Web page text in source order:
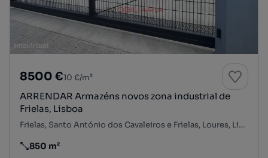
8500 €10 €/m²
ARRENDAR Armazéns novos zona industrial de
Frielas, Lisboa
Frielas, Santo António dos Cavaleiros e Frielas, Loures, Lisboa
Preço por metro quadrado
850 m²